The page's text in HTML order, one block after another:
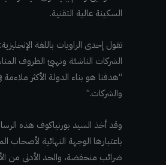
السكينة عالية التقنية.
تقول إحدى الراويات باللغة
الشركات الناشئة ونهيئ الظروف
“هدفنا هو بناء الدولة الأكثر ملاءمة
والشركات.”
وقد أخذ السيد بورنياكوف هذه
باعتبارها الوجهة النهائية لأصحاب
ضرائب منخفضة، والحد الأدنى من